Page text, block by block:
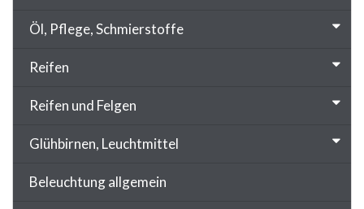
Öl, Pflege, Schmierstoffe
Reifen
Reifen und Felgen
Glühbirnen, Leuchtmittel
Beleuchtung allgemein